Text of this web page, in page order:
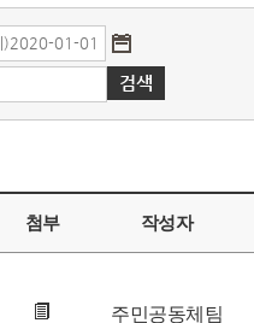
첨부 작성자
주민공동체팀